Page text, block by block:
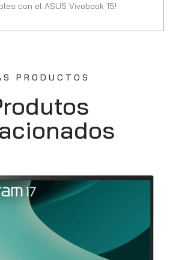
con el ASUS Vivobook 15!
PRODUCTOS